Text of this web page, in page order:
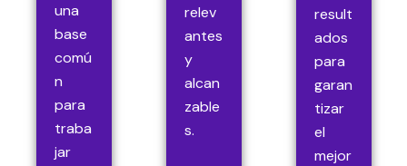
una
base
comú
n
para
traba
jar
relev
antes
y
alcan
zable
s.
result
ados
para
garan
tizar
el
mejor